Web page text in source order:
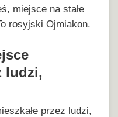
miejsce na stałe
rosyjski Ojmiakon.
ludzi,
przez ludzi,